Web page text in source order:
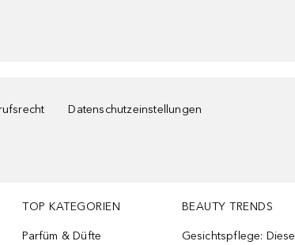
Datenschutzeinstellungen
TOP KATEGORIEN
Parfüm & Düfte
BEAUTY TRENDS
Gesichtspflege: Diese